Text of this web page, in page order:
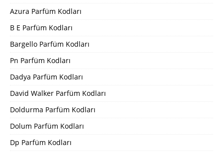
Azura Parfüm Kodları
B E Parfüm Kodları
Bargello Parfüm Kodları
Pn Parfüm Kodları
Dadya Parfüm Kodları
David Walker Parfüm Kodları
Doldurma Parfüm Kodları
Dolum Parfüm Kodları
Dp Parfüm Kodları